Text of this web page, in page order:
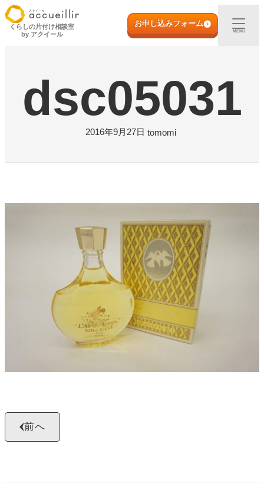
内
容
初めての方へ
宅配買取
店頭買取
ご利用実例
店舗一覧
よくある質問
お問い合わせ
0120-29-5302
受付時間9:00〜18:00（年中無休※年末年始は除く）
くらしの片付け相談室
by アクイール
お申し込みフォーム
MENU
dsc05031
2016年9月27日 tomomi
前へ